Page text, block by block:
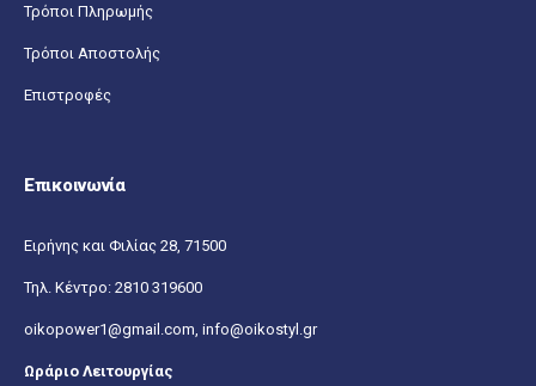
Τρόποι Παραγγελίας
Τρόποι Πληρωμής
Τρόποι Αποστολής
Ειρήνης και Φιλίας 28, 71500
Τηλ. Κέντρο:2810 319600
oikopower1@gmail.com,